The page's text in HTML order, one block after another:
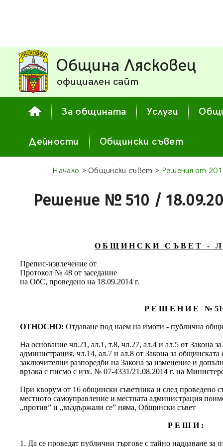
Община Лясковец
официален сайт
За общината Услуги
Дейности Общински съвет
Начало > Общински съвет > Решения от
Решение № 510 /
О Б Щ И Н С К И С Ъ В Е Т - Л
Препис-извлечение от
Протокол № 48 от заседание
на ОбС, проведено на 18.09.2014 г.
Р Е Ш Е Н И Е №
ОТНОСНО:Отдаване под наем на имоти - публична
На основание чл.21, ал.1, т.8, чл.27, ал.4 и ал.5 от Закона
администрация, чл.14, ал.7 и ал.8 от Закона за
заключителни разпоредби на Закона за изменение и
връзка с писмо с изх. № 07-4331/21.08.2014 г. на
При кворум от 16 общински съветника и след проведено
местното самоуправление и местната администрация
„против” и „въздържали се” няма, Общински съвет
Р Е Ш И :
1. Да се проведат публични търгове с тайно наддаване за